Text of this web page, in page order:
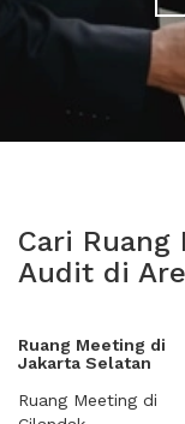
Cari
Audit di
Ruang Meeting di
Jakarta Selatan
Ruang Meeting di